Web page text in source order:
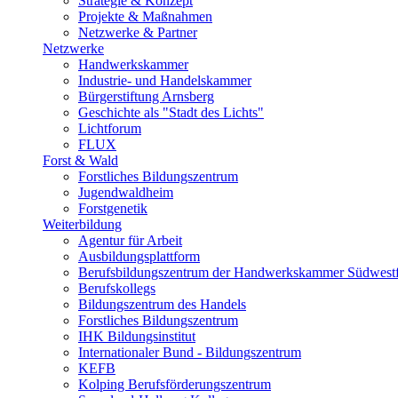
Projekte & Maßnahmen
Netzwerke & Partner
Netzwerke
Handwerkskammer
Industrie- und Handelskammer
Bürgerstiftung Arnsberg
Geschichte als "Stadt des Lichts"
Lichtforum
FLUX
Forst & Wald
Forstliches Bildungszentrum
Jugendwaldheim
Forstgenetik
Weiterbildung
Agentur für Arbeit
Ausbildungsplattform
Berufsbildungszentrum der Handwerkskammer
Berufskollegs
Bildungszentrum des Handels
Forstliches Bildungszentrum
IHK Bildungsinstitut
Internationaler Bund - Bildungszentrum
KEFB
Kolping Berufsförderungszentrum